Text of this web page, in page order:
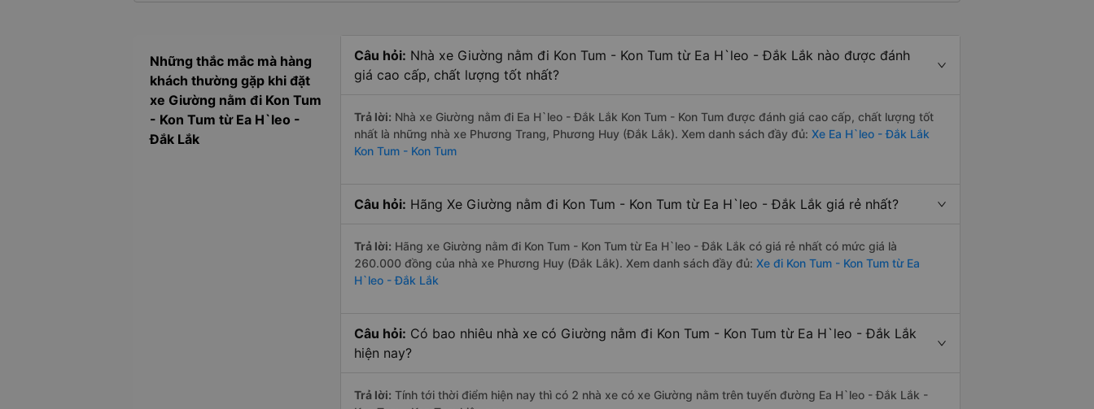
Những thắc mắc mà hàng
khách thường gặp khi đặt
xe Giường nằm đi Kon Tum
- Kon Tum từ Ea H`leo -
Đắk Lắk
Câu hỏi: Nhà xe Giường nằm đi Kon Tum - Kon Tum từ Ea H`leo - Đắk Lắk nào được đánh
giá cao cấp, chất lượng tốt nhất?
Trả lời: Nhà xe Giường nằm đi Ea H`leo - Đắk Lắk Kon Tum - Kon Tum được đánh giá cao cấp, chất lượng tốt
nhất là những nhà xe Phương Trang, Phương Huy (Đắk Lắk). Xem danh sách đầy đủ: Xe Ea H`leo - Đắk Lắk
Kon Tum - Kon Tum
Câu hỏi: Hãng Xe Giường nằm đi Kon Tum - Kon Tum từ Ea H`leo - Đắk Lắk giá rẻ nhất?
Trả lời: Hãng xe Giường nằm đi Kon Tum - Kon Tum từ Ea H`leo - Đắk Lắk có giá rẻ nhất có mức giá là
260.000 đồng của nhà xe Phương Huy (Đắk Lắk). Xem danh sách đầy đủ: Xe đi Kon Tum - Kon Tum từ Ea
H`leo - Đắk Lắk
Câu hỏi: Có bao nhiêu nhà xe có Giường nằm đi Kon Tum - Kon Tum từ Ea H`leo - Đắk Lắk
hiện nay?
Trả lời: Tính tới thời điểm hiện nay thì có 2 nhà xe có xe Giường nằm trên tuyến đường Ea H`leo - Đắk Lắk -